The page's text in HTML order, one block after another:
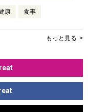
康 食事
もっと見る